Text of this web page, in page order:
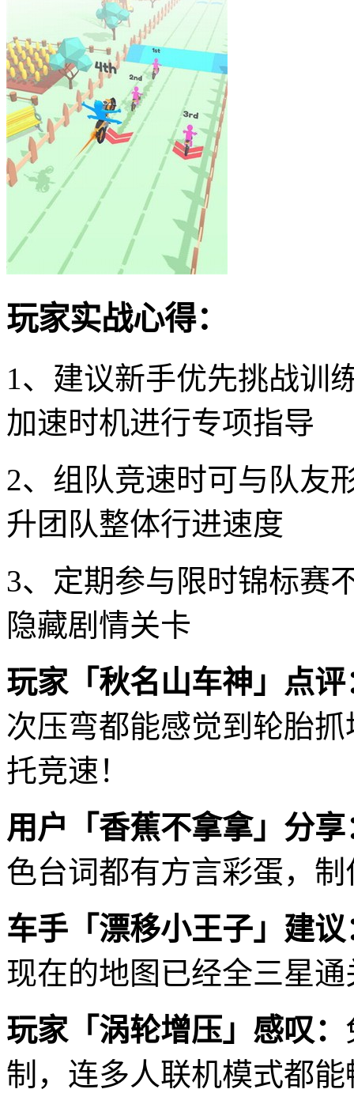
玩家实战心得：
1、建议新手优先挑战训
加速时机进行专项指导
2、组队竞速时可与队友
升团队整体行进速度
3、定期参与限时锦标赛
隐藏剧情关卡
玩家「秋名山车神」点评
次压弯都能感觉到轮胎
托竞速！
用户「香蕉不拿拿」分享
色台词都有方言彩蛋，
车手「漂移小王子」建议
现在的地图已经全三星通
玩家「涡轮增压」感叹：
制，连多人联机模式都能